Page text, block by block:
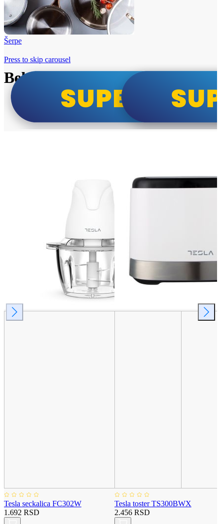
Šerpe
Beko i Tesla super cene
Press to skip carousel
Tesla seckalica FC302W
1.692 RSD
Tesla toster TS300BWX
2.456 RSD